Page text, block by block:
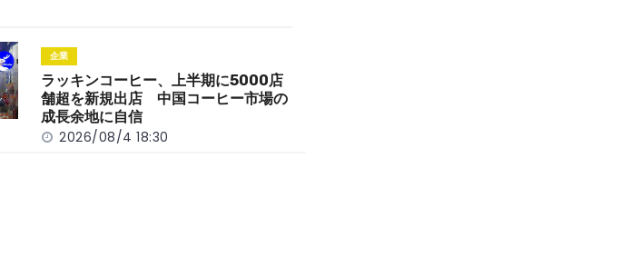
企業
ラッキンコーヒー、上半期に5000店
舗超を新規出店 中国コーヒー市場の
成長余地に自信
2026/08/4 18:30